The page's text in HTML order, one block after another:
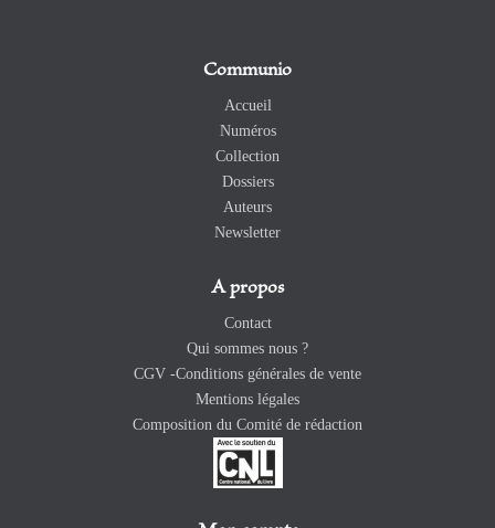
Communio
Accueil
Numéros
Collection
Dossiers
Auteurs
Newsletter
A propos
Contact
Qui sommes nous ?
CGV -Conditions générales de vente
Mentions légales
Composition du Comité de rédaction